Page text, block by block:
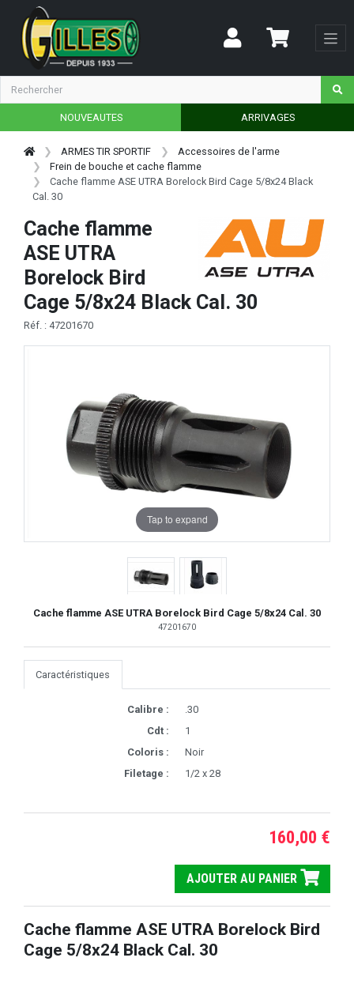
NOUVEAUTES ARRIVAGES
ARMES TIR SPORTIF
Accessoires de l'arme
Frein de bouche et cache flamme
Cache flamme ASE UTRA Borelock Bird Cage 5/8x24 Black
Cal. 30
Cache flamme
ASE UTRA
Borelock Bird
Cage 5/8x24 Black Cal. 30
Réf. : 47201670
Tap to expand
Cache flamme ASE UTRA Borelock Bird Cage 5/8x24 Cal. 30
47201670
Caractéristiques
Calibre :
.30
Cdt :
1
Coloris :
Noir
Filetage :
1/2 x 28
160,00 €
AJOUTER AU PANIER
Cache flamme ASE UTRA Borelock Bird
Cage 5/8x24 Black Cal. 30